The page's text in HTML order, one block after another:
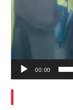
00:00